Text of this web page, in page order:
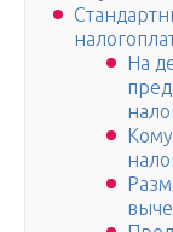
На